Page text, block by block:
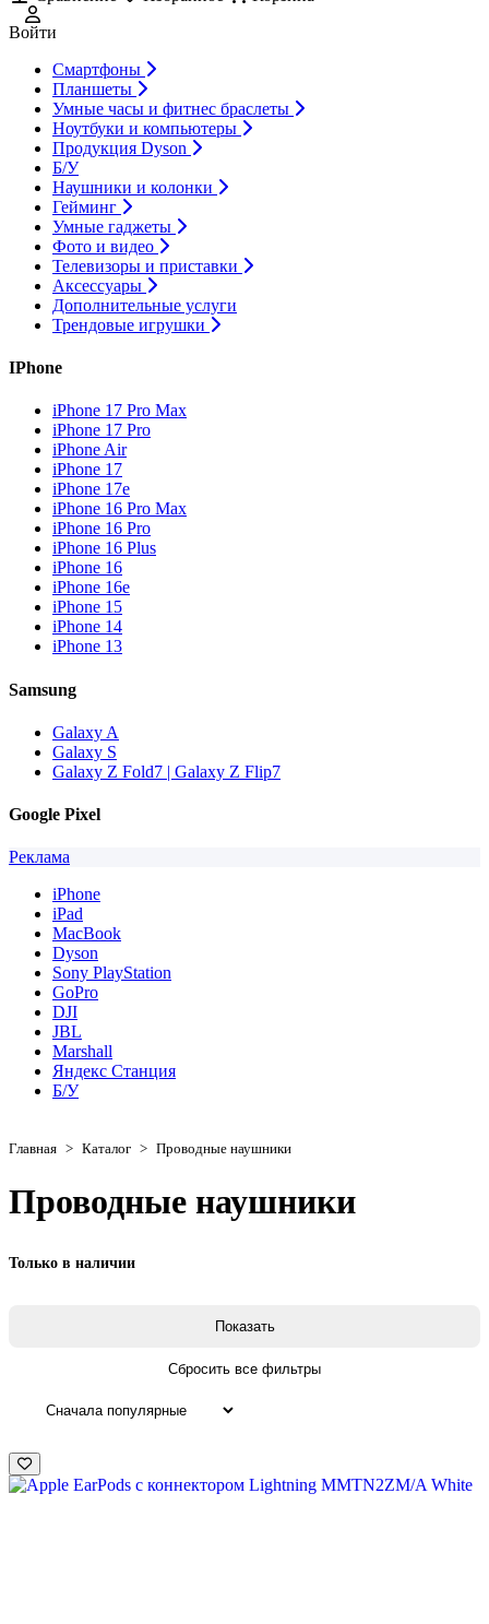
Войти
Смартфоны
Планшеты
Умные часы и фитнес браслеты
Ноутбуки и компьютеры
Продукция Dyson
Б/У
Наушники и колонки
Гейминг
Умные гаджеты
Фото и видео
Телевизоры и приставки
Аксессуары
Дополнительные услуги
Трендовые игрушки
IPhone
iPhone 17 Pro Max
iPhone 17 Pro
iPhone Air
iPhone 17
iPhone 17e
iPhone 16 Pro Max
iPhone 16 Pro
iPhone 16 Plus
iPhone 16
iPhone 16e
iPhone 15
iPhone 14
iPhone 13
Samsung
Galaxy A
Galaxy S
Galaxy Z Fold7 | Galaxy Z Flip7
Google Pixel
Реклама
iPhone
iPad
MacBook
Dyson
Sony PlayStation
GoPro
DJI
JBL
Marshall
Яндекс Станция
Б/У
Главная > Каталог > Проводные наушники
Проводные наушники
Только в наличии